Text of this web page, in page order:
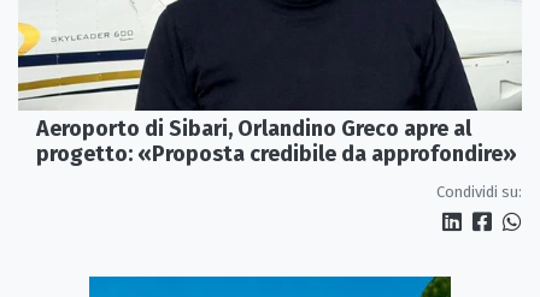
Aeroporto di Sibari, Orlandino Greco apre al
progetto: «Proposta credibile da approfondire»
Condividi su: